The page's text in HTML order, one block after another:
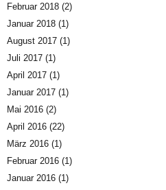
Februar 2018 (2)
Januar 2018 (1)
August 2017 (1)
Juli 2017 (1)
April 2017 (1)
Januar 2017 (1)
Mai 2016 (2)
April 2016 (22)
März 2016 (1)
Februar 2016 (1)
Januar 2016 (1)